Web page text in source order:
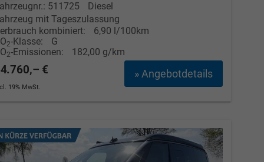
511725
Diesel
mit Tageszulassung
kombiniert:
6,90 l/100km
2-Klasse:
G
2-Emissionen: 182,00 g/km
» Angebotdetails
€
19% MwSt.